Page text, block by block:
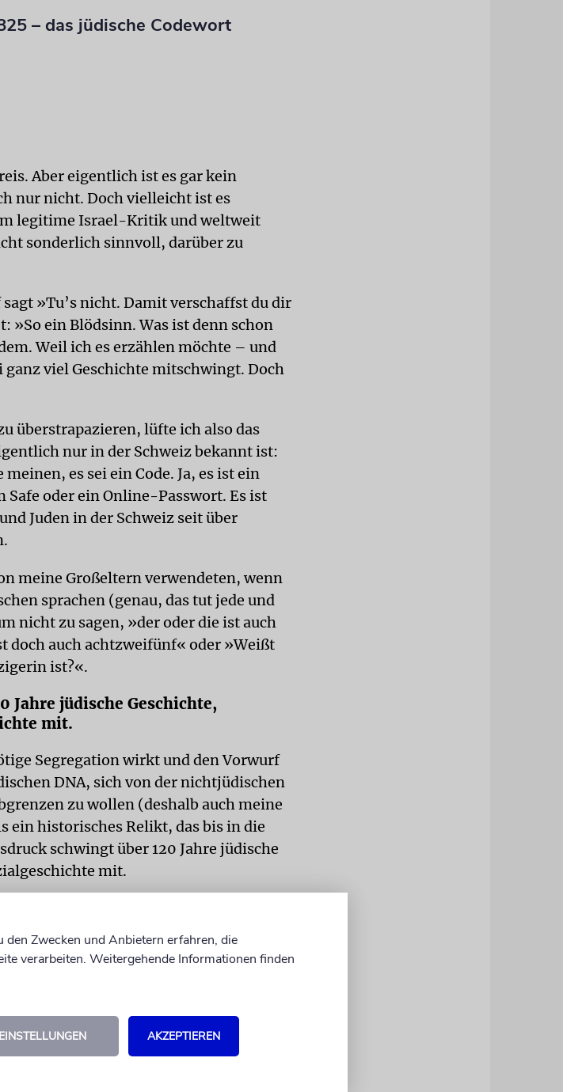
– das jüdische Codewort
Aber eigentlich ist es gar kein
nur nicht. Doch vielleicht ist es
legitime Israel-Kritik und weltweit
sonderlich sinnvoll, darüber zu
»Tu’s nicht. Damit verschaffst du dir
»So ein Blödsinn. Was ist denn schon
Weil ich es erzählen möchte – und
ganz viel Geschichte mitschwingt. Doch
überstrapazieren, lüfte ich also das
nur in der Schweiz bekannt ist:
es sei ein Code. Ja, es ist ein
Safe oder ein Online-Passwort. Es ist
Juden in der Schweiz seit über
meine Großeltern verwendeten, wenn
sprachen (genau, das tut jede und
nicht zu sagen, »der oder die ist auch
doch auch achtzweifünf« oder »Weißt
ist?«.
Jahre jüdische Geschichte,
mit.
Segregation wirkt und den Vorwurf
DNA, sich von der nichtjüdischen
zu wollen (deshalb auch meine
ein historisches Relikt, das bis in die
schwingt über 120 Jahre jüdische
mit.
Sie führte von Zürich nach Baden
den »Spanisch Brötli« ab, einem
Baden gekauft und mit der Bahn
Bundesverfassung gewährte den
und schließlich 1874 auch das
Zwecken und Anbietern erfahren, die
verarbeiten. Weitergehende Informationen finden
EINSTELLUNGEN AKZEPTIEREN